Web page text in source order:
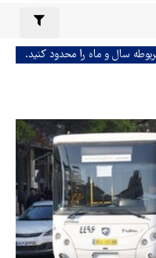
سال و ماه را محدود کنید.